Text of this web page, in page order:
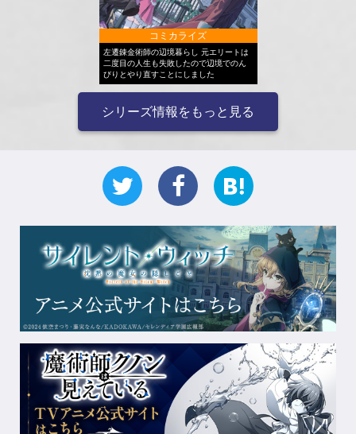
コミカライズ
左遷錬金術師の辺境暮らし 元エリートは
二度目の人生も失敗したので辺境でのん
びりとやり直すことにしました
シリーズ情報をもっと見る